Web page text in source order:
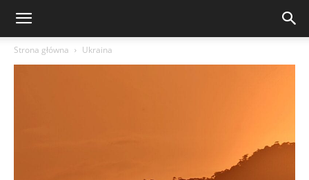
Strona główna Ukraina